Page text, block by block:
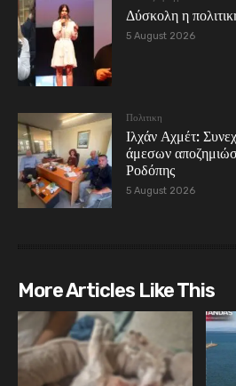
Δύσκολη η
5 August 2026
Πολιτικη
Ιλχάν Αχμέτ:
άμεσων
Ροδόπης
5 August 2026
More Articles Like This